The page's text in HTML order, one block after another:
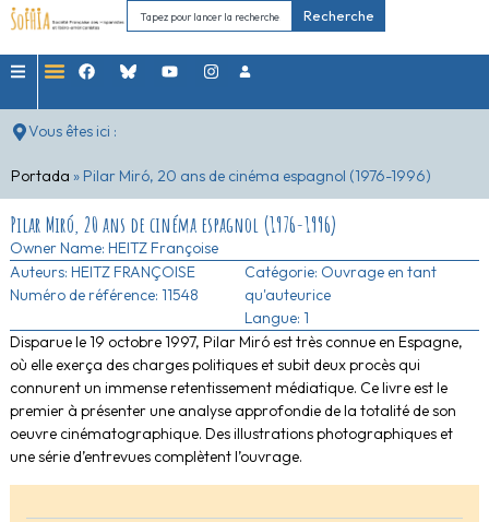
Recherche
Vous êtes ici :
Portada » Pilar Miró, 20 ans de cinéma espagnol (1976-1996)
Pilar Miró, 20 ans de cinéma espagnol (1976-1996)
Owner Name: HEITZ Françoise
Auteurs: HEITZ FRANÇOISE
Numéro de référence: 11548
Catégorie: Ouvrage en tant
qu'auteurice
Langue: 1
Disparue le 19 octobre 1997, Pilar Miró est très connue en Espagne,
où elle exerça des charges politiques et subit deux procès qui
connurent un immense retentissement médiatique. Ce livre est le
premier à présenter une analyse approfondie de la totalité de son
oeuvre cinématographique. Des illustrations photographiques et
une série d’entrevues complètent l’ouvrage.